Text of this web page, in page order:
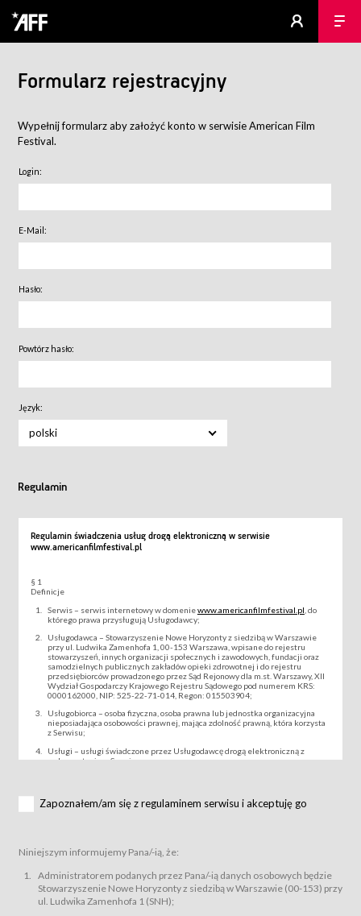
Formularz rejestracyjny
Wypełnij formularz aby założyć konto w serwisie American Film
Festival.
Login:
E-Mail:
Hasło:
Powtórz hasło:
Język:
polski
Regulamin
Regulamin świadczenia usług drogą elektroniczną w serwisie
www.americanfilmfestival.pl
§ 1
Definicje
Serwis – serwis internetowy w domeniewww.americanfilmfestival.pl , do
którego prawa przysługują Usługodawcy;
Usługodawca – Stowarzyszenie Nowe Horyzonty z siedzibą w Warszawie
przy ul. Ludwika Zamenhofa 1, 00-153 Warszawa, wpisane do rejestru
stowarzyszeń, innych organizacji społecznych i zawodowych, fundacji oraz
samodzielnych publicznych zakładów opieki zdrowotnej i do rejestru
przedsiębiorców prowadzonego przez Sąd Rejonowy dla m.st. Warszawy, XII
Wydział Gospodarczy Krajowego Rejestru Sądowego pod numerem KRS:
0000162000, NIP: 525-22-71-014, Regon: 015503904;
Usługobiorca – osoba fizyczna, osoba prawna lub jednostka organizacyjna
nieposiadająca osobowości prawnej, mająca zdolność prawną, która korzysta
z Serwisu;
Usługi – usługi świadczone przez Usługodawcę drogą elektroniczną z
wykorzystaniem Serwisu;
za pośrednictwem Serwisu;
podmiotom z branży mediów i filmowej (Akredytacje);
Bilety – wybrane dokumenty potwierdzające zawarcie umowy z
Usługodawcą i uprawniające do wzięcia udziału w Wydarzeniu,
przewidziane przez Usługodawcę dla danego Wydarzenia, tj. uprawniające
do uczestnictwa w wielu albo w pojedynczych seansach filmowych,
Zapoznałem/am się z regulaminem serwisu i akceptuję go
Niniejszym informujemy Pana/-ią, że:
Administratorem podanych przez Pana/-ią danych osobowych będzie
Stowarzyszenie Nowe Horyzonty z siedzibą w Warszawie (00-153) przy
ul. Ludwika Zamenhofa 1 (SNH);